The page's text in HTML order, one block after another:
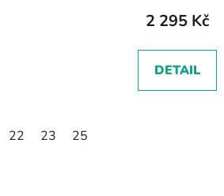
2 295 Kč
DETAIL
22 23 25